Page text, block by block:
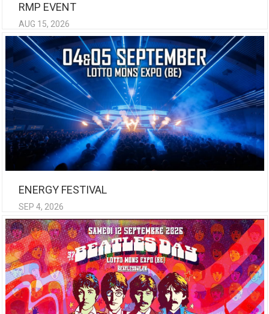
RMP EVENT
AUG 15, 2026
ENERGY FESTIVAL
SEP 4, 2026